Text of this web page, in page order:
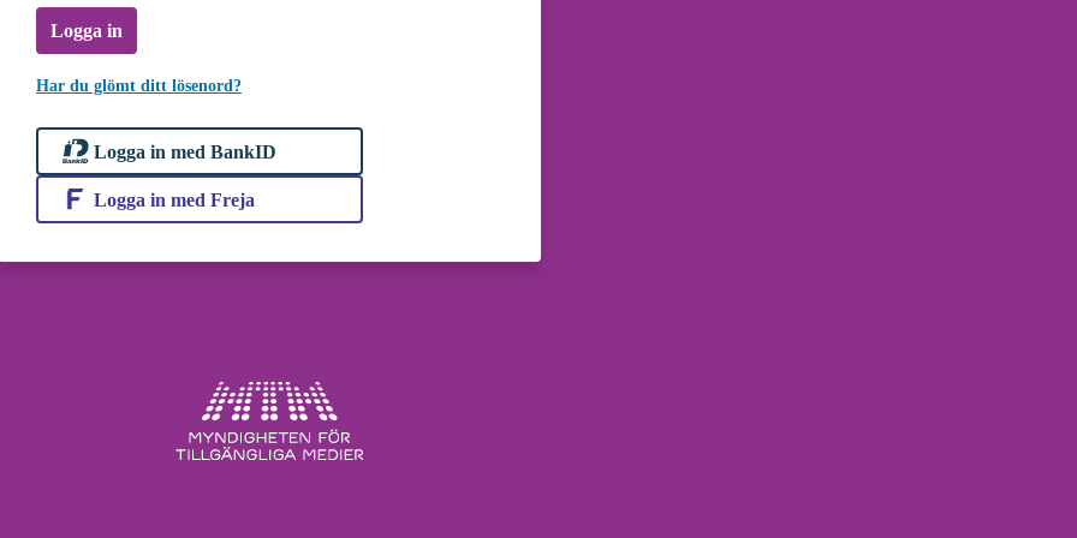
Logga in
Har du glömt ditt lösenord?
Logga in med BankID
Logga in med Freja